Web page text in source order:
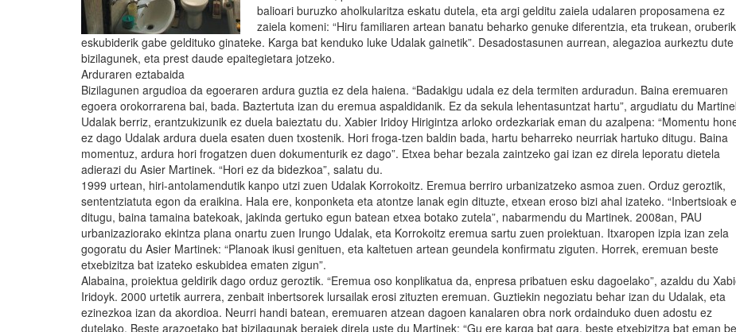
balioari buruzko aholkularitza eskatu dutela, eta argi gelditu zaiela udalaren proposamena ez
zaiela komeni: “Hiru familiaren artean banatu beharko genuke diferentzia, eta trukean,
eskubiderik gabe geldituko ginateke. Karga bat kenduko luke Udalak gainetik”. Desadostasunen aurrean, alegazioa aurkeztu dute
bizilagunek, eta prest daude epaitegietara jotzeko.
Arduraren eztabaida
Bizilagunen argudioa da egoeraren ardura guztia ez dela haiena. “Badakigu udala ez dela termiten arduradun. Baina eremuaren
egoera orokorrarena bai, bada. Baztertuta izan du eremua aspaldidanik. Ez da sekula lehentasuntzat hartu”, argudiatu du
Udalak berriz, erantzukizunik ez duela baieztatu du. Xabier Iridoy Hirigintza arloko ordezkariak eman du azalpena: “Momentu
ez dago Udalak ardura duela esaten duen txostenik. Hori froga-tzen baldin bada, hartu beharreko neurriak hartuko ditugu. Baina
momentuz, ardura hori frogatzen duen dokumenturik ez dago”. Etxea behar bezala zaintzeko gai izan ez direla leporatu dietela
adierazi du Asier Martinek. “Hori ez da bidezkoa”, salatu du.
1999 urtean, hiri-antolamendutik kanpo utzi zuen Udalak Korrokoitz. Eremua berriro urbanizatzeko asmoa zuen. Orduz geroztik,
sententziatuta egon da eraikina. Hala ere, konponketa eta atontze lanak egin dituzte, etxean eroso bizi ahal izateko. “Inbertsioak
ditugu, baina tamaina batekoak, jakinda gertuko egun batean etxea botako zutela”, nabarmendu du Martinek. 2008an, PAU
urbanizaziorako ekintza plana onartu zuen Irungo Udalak, eta Korrokoitz eremua sartu zuen proiektuan. Itxaropen izpia izan zela
gogoratu du Asier Martinek: “Planoak ikusi genituen, eta kaltetuen artean geundela konfirmatu ziguten. Horrek, eremuan beste
etxebizitza bat izateko eskubidea ematen zigun”.
Alabaina, proiektua geldirik dago orduz geroztik. “Eremua oso konplikatua da, enpresa pribatuen esku dagoelako”, azaldu du
Iridoyk. 2000 urtetik aurrera, zenbait inbertsorek lursailak erosi zituzten eremuan. Guztiekin negoziatu behar izan du Udalak, eta
ezinezkoa izan da akordioa. Neurri handi batean, eremuaren atzean dagoen kanalaren obra nork ordainduko duen adostu ez
dutelako. Beste arazoetako bat bizilagunak beraiek direla uste du Martinek: “Gu ere karga bat gara, beste etxebizitza bat eman